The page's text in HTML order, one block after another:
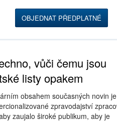
OBJEDNAT PŘEDPLATNÉ
vůči čemu jsou
listy opakem
obsahem současných novin je
zpravodajství
zaujalo široké publikum, aby je